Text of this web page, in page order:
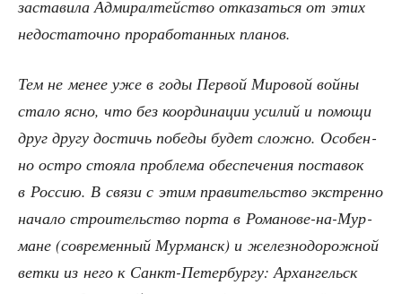
заста­ви­ла Адми­рал­тей­ство отка­зать­ся от этих
недо­ста­точ­но про­ра­бо­тан­ных планов.
Тем не менее уже в годы Пер­вой Миро­вой вой­ны
ста­ло ясно, что без коор­ди­на­ции уси­лий и помо­щи
друг дру­гу достичь побе­ды будет слож­но. Осо­бен­
но ост­ро сто­я­ла про­бле­ма обес­пе­че­ния поста­вок
в Рос­сию. В свя­зи с этим пра­ви­тель­ство экс­трен­но
нача­ло стро­и­тель­ство пор­та в Рома­но­ве-на-Мур­
мане (совре­мен­ный Мур­манск) и желез­но­до­рож­ной
вет­ки из него к Санкт-Петер­бур­гу: Архан­гельск